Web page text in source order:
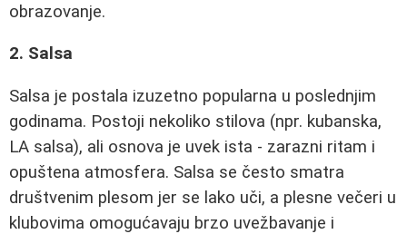
obrazovanje.
2. Salsa
Salsa je postala izuzetno popularna u poslednjim
godinama. Postoji nekoliko stilova (npr. kubanska,
LA salsa), ali osnova je uvek ista - zarazni ritam i
opuštena atmosfera. Salsa se često smatra
društvenim plesom jer se lako uči, a plesne večeri u
klubovima omogućavaju brzo uvežbavanje i